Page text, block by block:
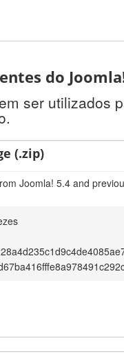
do
ser utilizados
(.zip)
Joomla! 5.4 and